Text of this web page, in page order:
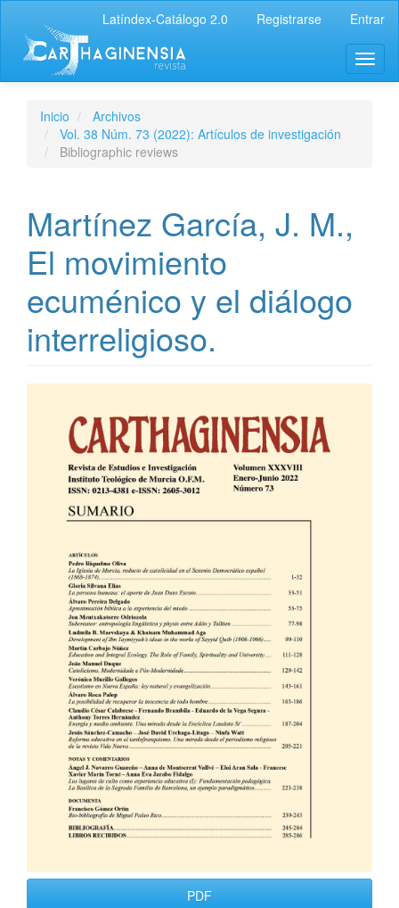
Latíndex-Catálogo 2.0 Registrarse Entrar
Inicio
Archivos
Vol. 38 Núm. 73 (2022): Artículos de investigación
Bibliographic reviews
Martínez García, J. M.,
El movimiento
ecuménico y el diálogo
interreligioso.
PDF